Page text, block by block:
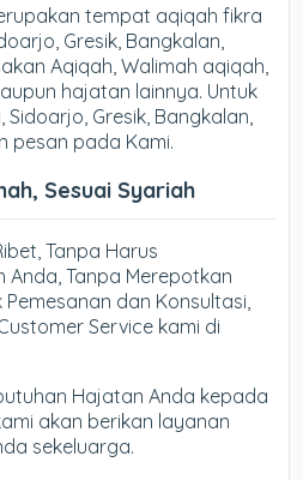
tempat aqiqah fikra
Gresik, Bangkalan,
Aqiqah, Walimah aqiqah,
hajatan lainnya. Untuk
Gresik, Bangkalan,
pesan pada Kami.
Sesuai Syariah
Tanpa Harus
Anda, Tanpa Merepotkan
dan Konsultasi,
Service kami di
Hajatan Anda kepada
akan berikan layanan
sekeluarga.